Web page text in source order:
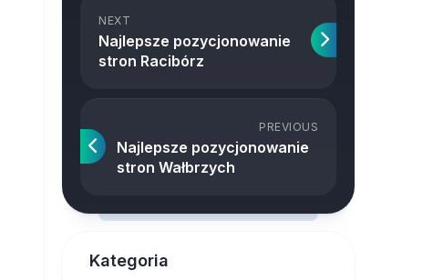
NEXT
Najlepsze pozycjonowanie
stron Racibórz
PREVIOUS
Najlepsze pozycjonowanie
stron Wałbrzych
Kategoria